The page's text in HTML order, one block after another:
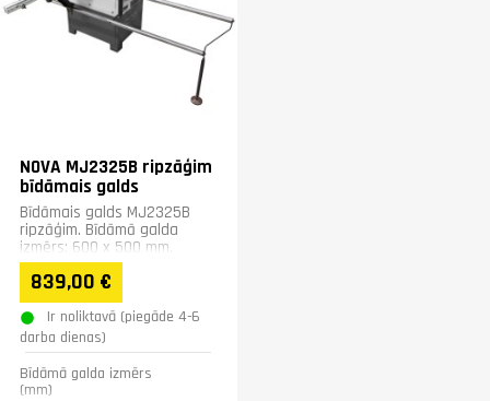
NOVA MJ2325B ripzāģim
bīdāmais galds
Bīdāmais galds MJ2325B
ripzāģim. Bīdāmā galda
izmērs: 600 x 500 mm.
Bīdāmā galda šķērsvirziena
kustība: 1700 mm
839,00 €
Ir noliktavā (piegāde 4-6
darba dienas)
Bīdāmā galda izmērs
(mm)